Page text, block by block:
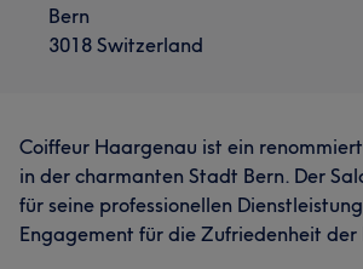
Bern
3018 Switzerland
Coiffeur Haargenau ist ein
in der charmanten Stadt Bern. Der
für seine professionellen
Engagement für die Zufriedenheit der